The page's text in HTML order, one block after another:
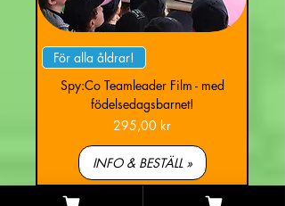
För alla åldrar!
Spy:Co Teamleader Film - med
födelsedagsbarnet!
Pris
295,00 kr
INFO & BESTÄLL »